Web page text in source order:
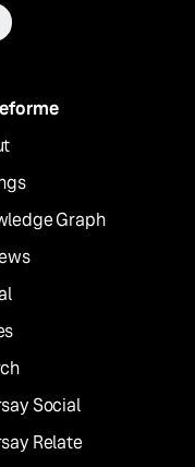
Graph
Social
Relate